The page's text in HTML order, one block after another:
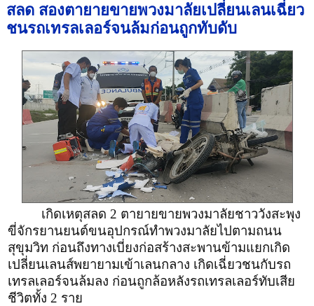
สลด สองตายายขายพวงมาลัยเปลี่ยนเลนเฉี่ยว
ชนรถเทรลเลอร์จนล้มก่อนถูกทับดับ
เกิดเหตุสลด 2 ตายายขายพวงมาลัยชาววังสะพุง
ขี่จักรยานยนต์ขนอุปกรณ์ทำพวงมาลัยไปตามถนน
สุขุมวิท ก่อนถึงทางเบี่ยงก่อสร้างสะพานข้ามแยกเกิด
เปลี่ยนเลนส์พยายามเข้าเลนกลาง เกิดเฉี่ยวชนกับรถ
เทรลเลอร์จนล้มลง ก่อนถูกล้อหลังรถเทรลเลอร์ทับเสีย
ชีวิตทั้ง 2 ราย